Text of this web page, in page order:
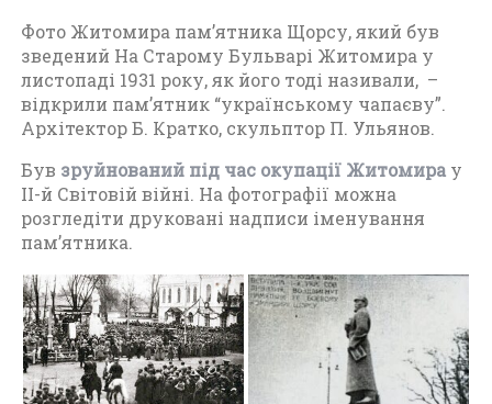
о
Ж
и
т
о
и
р
а
е
р
і
о
д
Фото Житомира пам’ятника Щорсу, який був
зведений На Старому Бульварі Житомира у
листопаді 1931 року, як його тоді називали, –
відкрили пам’ятник “українському чапаєву”.
Архітектор Б. Кратко, скульптор П. Ульянов.
Був зруйнований під час окупації Житомира у
II-й Світовій війні. На фотографії можна
розгледіти друковані надписи іменування
пам’ятника.